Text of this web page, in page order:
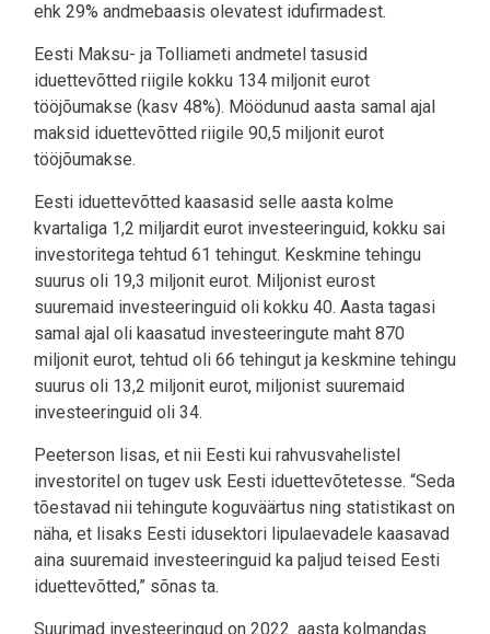
ehk 29% andmebaasis olevatest idufirmadest.
Eesti Maksu- ja Tolliameti andmetel tasusid
iduettevõtted riigile kokku 134 miljonit eurot
tööjõumakse (kasv 48%). Möödunud aasta samal ajal
maksid iduettevõtted riigile 90,5 miljonit eurot
tööjõumakse.
Eesti iduettevõtted kaasasid selle aasta kolme
kvartaliga 1,2 miljardit eurot investeeringuid, kokku sai
investoritega tehtud 61 tehingut. Keskmine tehingu
suurus oli 19,3 miljonit eurot. Miljonist eurost
suuremaid investeeringuid oli kokku 40. Aasta tagasi
samal ajal oli kaasatud investeeringute maht 870
miljonit eurot, tehtud oli 66 tehingut ja keskmine tehingu
suurus oli 13,2 miljonit eurot, miljonist suuremaid
investeeringuid oli 34.
Peeterson lisas, et nii Eesti kui rahvusvahelistel
investoritel on tugev usk Eesti iduettevõtetesse. “Seda
tõestavad nii tehingute koguväärtus ning statistikast on
näha, et lisaks Eesti idusektori lipulaevadele kaasavad
aina suuremaid investeeringuid ka paljud teised Eesti
iduettevõtted,” sõnas ta.
Suurimad investeeringud on 2022. aasta kolmandas